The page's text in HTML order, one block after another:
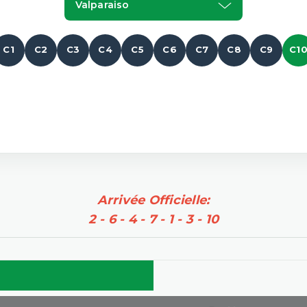
Valparaiso
C1 C2 C3 C4 C5 C6 C7 C8 C9 C10
Arrivée Officielle:
2 - 6 - 4 - 7 - 1 - 3 - 10